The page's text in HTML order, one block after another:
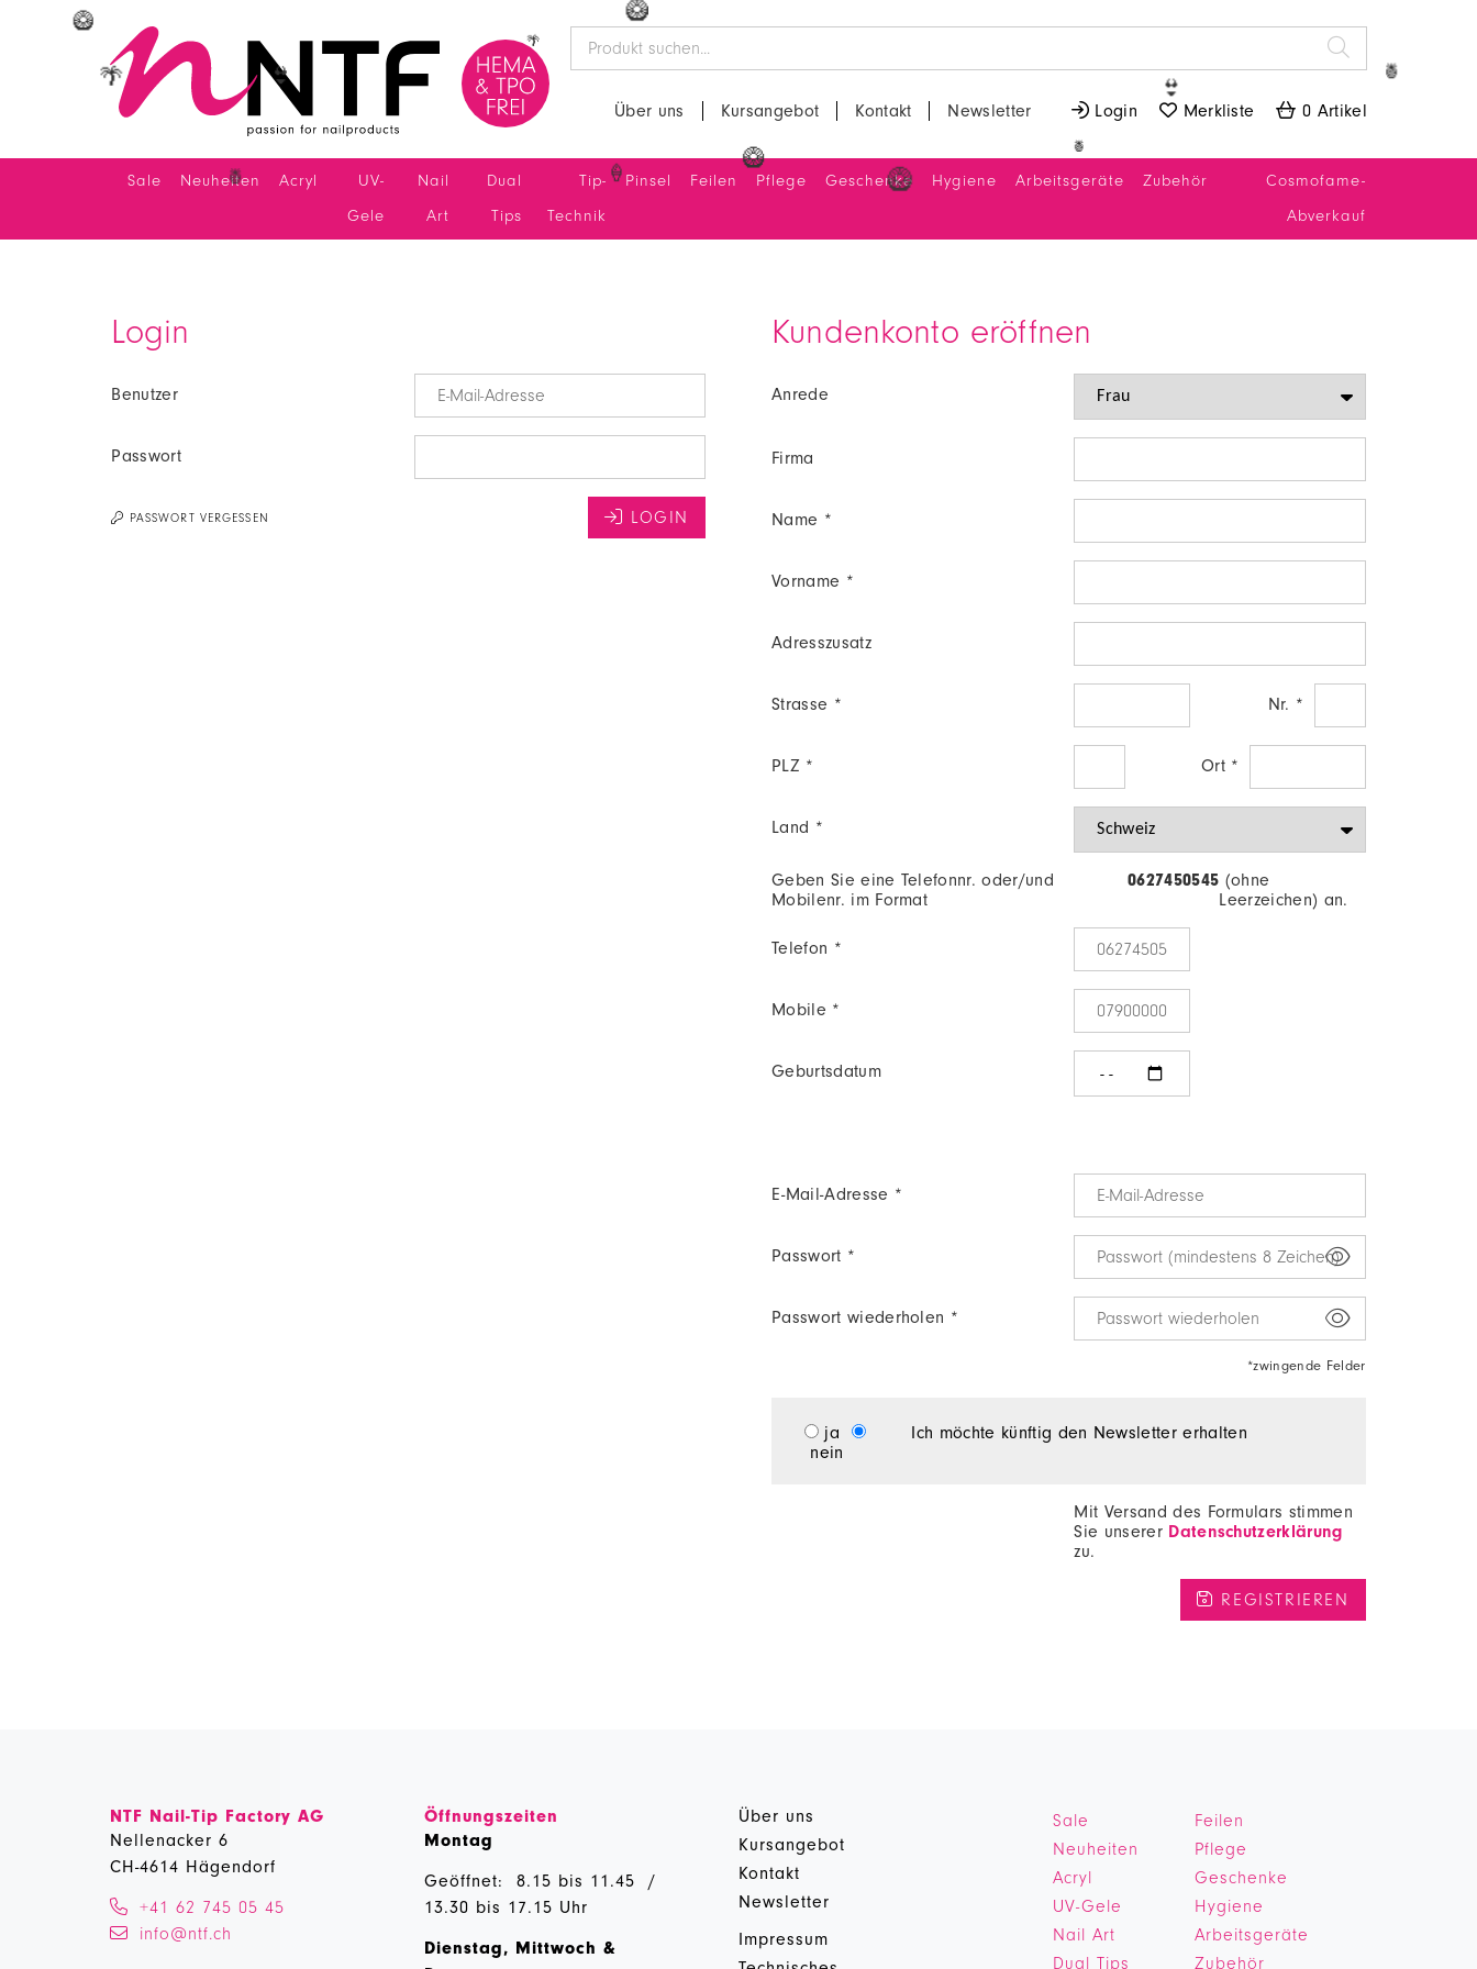
Über uns Kursangebot Kontakt Newsletter  Login  Merkliste  0 Artikel
Sale Neuheiten Acryl
UV-
Gele
Nail
Art
Dual
Tips
Tip-
Technik
Pinsel Feilen Pflege Geschenke Hygiene Arbeitsgeräte Zubehör
Cosmofame-
Abverkauf
Login
Benutzer
Passwort
Kundenkonto eröffnen
Anrede
Firma
Name *
Vorname *
Adresszusatz
Strasse * Nr. *
PLZ * Ort *
Land *
Geben Sie eine Telefonnr. oder/und
Mobilenr. im Format
0627450545 (ohne
Leerzeichen) an.
Telefon *
Mobile *
Geburtsdatum
E-Mail-Adresse *
Passwort *
Passwort wiederholen *
*zwingende Felder
ja
nein
Ich möchte künftig den Newsletter erhalten
Mit Versand des Formulars stimmen
Sie unserer Datenschutzerklärung
zu.
NTF Nail-Tip Factory AG
Nellenacker 6
CH-4614 Hägendorf
+41 62 745 05 45
info@ntf.ch
Öffnungszeiten
Montag
Geöffnet: 8.15 bis 11.45 /
13.30 bis 17.15 Uhr
Dienstag, Mittwoch &
Über uns
Kursangebot
Kontakt
Newsletter
Impressum
Sale
Neuheiten
Acryl
UV-Gele
Nail Art
Dual Tips
Feilen
Pflege
Geschenke
Hygiene
Arbeitsgeräte
Zubehör
🥝
🥝
👙
🌴 👙
🌴
🥝 🥝